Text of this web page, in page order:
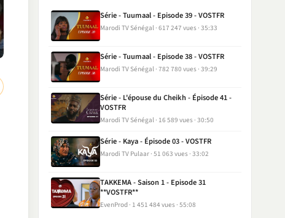
Série - Tuumaal - Episode 39 - VOSTFR
Marodi TV Sénégal 617 247 vues 35:33
Série - Tuumaal - Episode 38 - VOSTFR
Marodi TV Sénégal 782 780 vues 39:29
Série - L'épouse du Cheikh - Épisode 41 -
VOSTFR
Marodi TV Sénégal 16 589 vues 30:50
Série - Kaya - Épisode 03 - VOSTFR
Marodi TV Pulaar 51 063 vues 33:02
TAKKEMA - Saison 1 - Episode 31
**VOSTFR**
EvenProd 1 451 484 vues 55:08